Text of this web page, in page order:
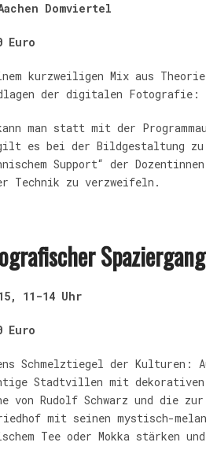
Aachen Domviertel
Euro
kurzweiligen Mix aus
der digitalen Fotografie:
man statt mit der
gilt es bei der Bildgestaltung
Support“ der
Technik zu verzweifeln.
11-14 Uhr
Euro
Schmelztiegel der Kulturen:
Stadtvillen mit
von Rudolf Schwarz und die
mit seinen mystisch-
Tee oder Mokka stärken